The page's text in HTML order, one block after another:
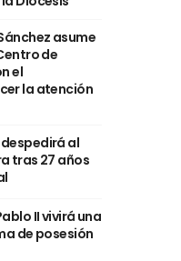
asume
de
el
la atención
al
tras 27 años
II vivirá una
de posesión